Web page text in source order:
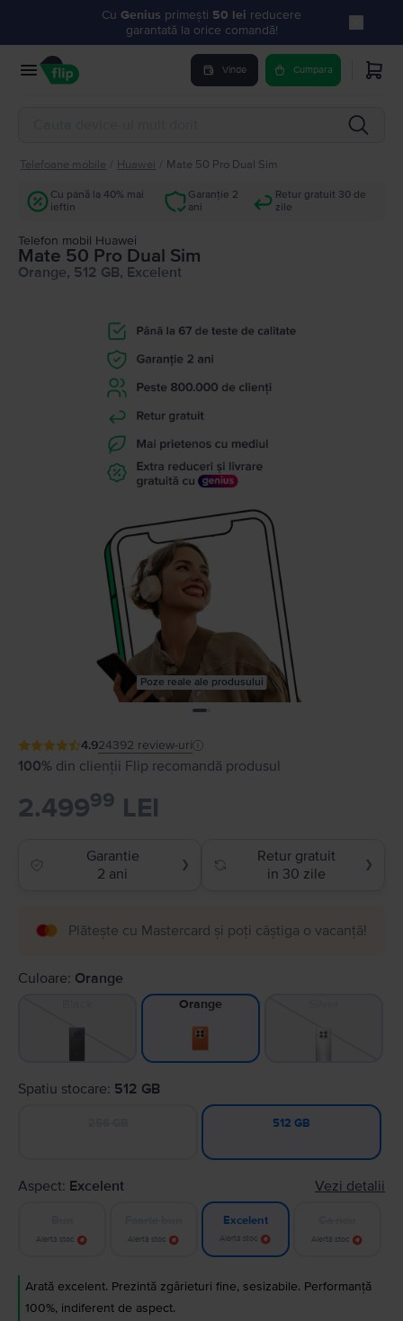
Cu Genius primești 50 lei reducere
garantată la orice comandă!
Vinde Cumpara
Telefoane mobile Huawei Mate 50 Pro Dual Sim
Cu până la 40% mai
ieftin
Garanție 2
ani
Retur gratuit 30 de
zile
Telefon mobil Huawei
Mate 50 Pro Dual Sim
Orange, 512 GB, Excelent
Poze reale ale produsului
4.924392 review-uri
100% din clienții Flip recomandă produsul
2.49999 LEI
Garantie
2 ani
❯
Retur gratuit
in 30 zile
❯
Plătește cu Mastercard și poți câștiga o vacanță!
Culoare: Orange
Orange
Spatiu stocare: 512 GB
512 GB
Aspect: Excelent Vezi detalii
Alertă stoc Alertă stoc
Excelent
Alertă stoc Alertă stoc
Arată excelent. Prezintă zgârieturi fine, sesizabile. Performanță
100%, indiferent de aspect.